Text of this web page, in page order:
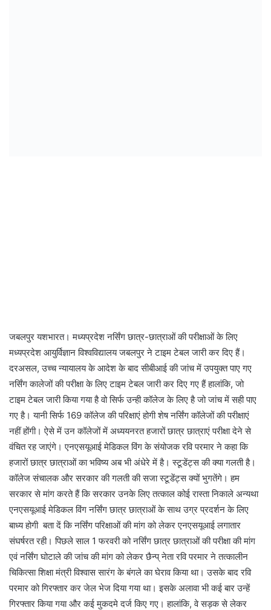
जबलपुर यशभारत। मध्यप्रदेश नर्सिंग छात्र-छात्राओं की परीक्षाओं के लिए
मध्यप्रदेश आयुर्विज्ञान विश्वविद्यालय जबलपुर ने टाइम टेबल जारी कर दिए हैं।
दरअसल, उच्च न्यायालय के आदेश के बाद सीबीआई की जांच में उपयुक्त पाए गए
नर्सिंग कालेजों की परीक्षा के लिए टाइम टेबल जारी कर दिए गए हैं हालांकि, जो
टाइम टेबल जारी किया गया है वो सिर्फ उन्ही कॉलेज के लिए है जो जांच में सही पाए
गए है। यानी सिर्फ 169 कॉलेज की परिक्षाएं होगी शेष नर्सिंग कॉलेजों की परीक्षाएं
नहीं होंगी। ऐसे में उन कॉलेजों में अध्ययनरत हजारों छात्र छात्राएं परीक्षा देने से
वंचित रह जाएंगे। एनएसयूआई मेडिकल विंग के संयोजक रवि परमार ने कहा कि
हजारों छात्र छात्राओं का भविष्य अब भी अंधेरे में है। स्टूडेंट्स की क्या गलती है।
कॉलेज संचालक और सरकार की गलती की सजा स्टूडेंट्स क्यों भुगतेंगे। हम
सरकार से मांग करते हैं कि सरकार उनके लिए तत्काल कोई रास्ता निकाले अन्यथा
एनएसयूआई मेडिकल विंग नर्सिंग छात्र छात्राओं के साथ उग्र प्रदर्शन के लिए
बाध्य होगी ‌ बता दें कि नर्सिंग परिक्षाओं की मांग को लेकर एनएसयूआई लगातार
संघर्षरत रही। पिछले साल 1 फरवरी को नर्सिंग छात्र छात्राओं की परीक्षा की मांग
एवं नर्सिंग घोटाले की जांच की मांग को लेकर छैन्प् नेता रवि परमार ने तत्कालीन
चिकित्सा शिक्षा मंत्री विश्वास सारंग के बंगले का घेराव किया था। उसके बाद रवि
परमार को गिरफ्तार कर जेल भेज दिया गया था। इसके अलावा भी कई बार उन्हें
गिरफ्तार किया गया और कई मुकदमे दर्ज किए गए। हालांकि, वे सड़क से लेकर